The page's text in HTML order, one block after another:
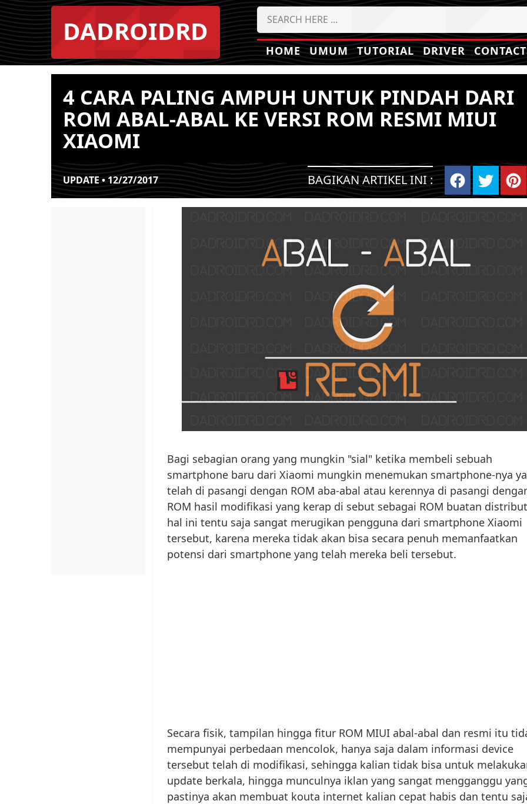
DADROIDRD
HOME UMUM TUTORIAL DRIVER
4 CARA PALING AMPUH UNTUK PINDAH DARI
ROM ABAL-ABAL KE VERSI ROM RESMI MIUI
XIAOMI
UPDATE • 12/27/2017 BAGIKAN ARTIKEL INI :
Bagi sebagian orang yang mungkin "sial" ketika membeli sebuah
smartphone baru dari Xiaomi mungkin menemukan smartphone-nya
telah di pasangi dengan ROM aba-abal atau kerennya di pasangi
ROM hasil modifikasi yang kerap di sebut sebagai ROM buatan
hal ini tentu saja sangat merugikan pengguna dari smartphone Xiaomi
tersebut, karena mereka tidak akan bisa secara penuh memanfaatkan
potensi dari smartphone yang telah mereka beli tersebut.
Secara fisik, tampilan hingga fitur ROM MIUI abal-abal dan resmi itu
mempunyai perbedaan mencolok, hanya saja dalam informasi device
tersebut telah di modifikasi, sehingga kalian tidak bisa untuk
update berkala, hingga munculnya iklan yang sangat mengganggu
pastinya akan membuat kouta internet kalian cepat habis dan tentu